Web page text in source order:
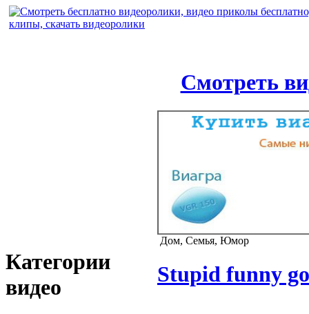
Смотреть
Категории
видео
Дом, Семья, Юмор
Stupid funny